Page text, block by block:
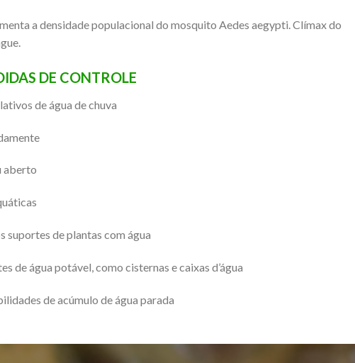
a densidade populacional do mosquito Aedes aegypti. Clímax do
DE CONTROLE
de água de chuva
aberto
suportes de plantas com água
de água potável, como cisternas e caixas d’água
de acúmulo de água parada